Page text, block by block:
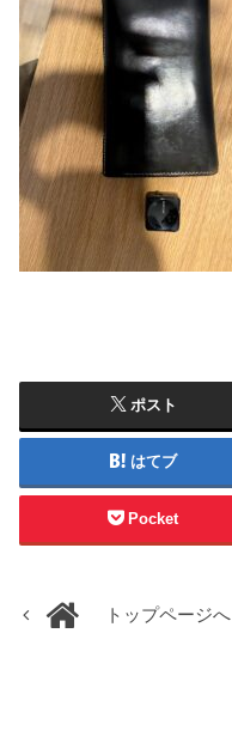
ポスト
はてブ
Pocket
トップページへ